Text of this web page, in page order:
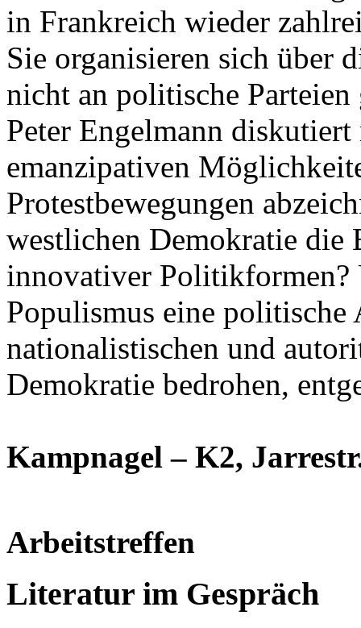
in Frankreich wieder
Sie organisieren sich über
nicht an politische Parteien
Peter Engelmann
emanzipativen
Protestbewegungen
westlichen Demokratie die
innovativer
Populismus eine
nationalistischen und
Demokratie bedrohen,
Kampnagel – K2,
Arbeitstreffen
Literatur im Gespräch